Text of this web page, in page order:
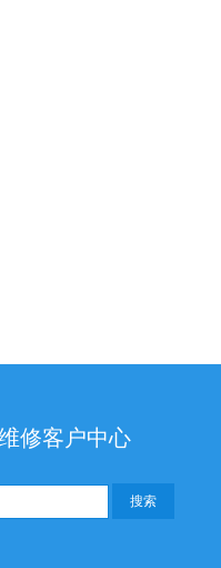
修客户中心